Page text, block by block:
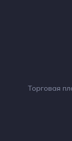
Торговая